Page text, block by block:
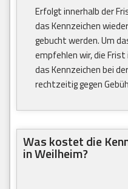
Erfolgt innerhalb der
das Kennzeichen
gebucht werden. Um
empfehlen wir, die
das Kennzeichen bei
rechtzeitig gegen
Was kostet die
in Weilheim?